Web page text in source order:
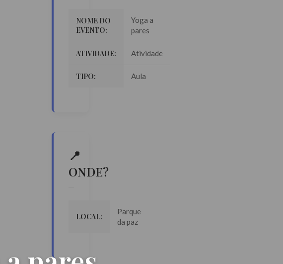
NOME DO
EVENTO:
Yoga a
pares
ATIVIDADE: Atividade
TIPO: Aula
📍
ONDE?
LOCAL:
Parque
da paz